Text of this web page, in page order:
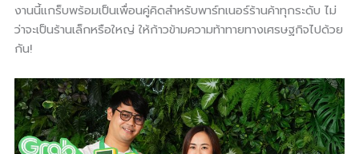
งานนี้แกร็บพร้อมเป็นเพื่อนคู่คิดสำหรับพาร์ทเนอร์ร้านค้าทุกระดับ ไม่
ว่าจะเป็นร้านเล็กหรือใหญ่ ให้ก้าวข้ามความท้าทายทางเศรษฐกิจไปด้วย
กัน!